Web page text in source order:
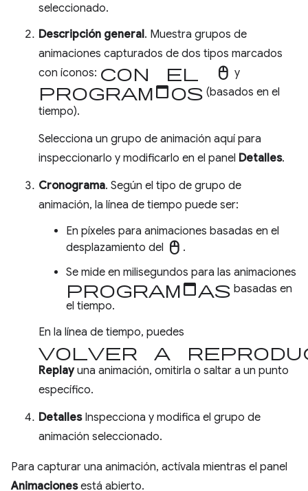
seleccionado.
Descripción general. Muestra grupos de
animaciones capturados de dos tipos marcados
con íconos: con el mouse y
programados (basados en el
tiempo).
Selecciona un grupo de animación aquí para
inspeccionarlo y modificarlo en el panel Detalles.
Cronograma. Según el tipo de grupo de
animación, la línea de tiempo puede ser:
En píxeles para animaciones basadas en el
desplazamiento del mouse .
Se mide en milisegundos para las animaciones
programadas basadas en
el tiempo.
En la línea de tiempo, puedes
volver a
Replayuna animación, omitirla o saltar a un punto
específico.
DetallesInspecciona y modifica el grupo de
animación seleccionado.
Para capturar una animación, actívala mientras el panel
Animacionesestá abierto.